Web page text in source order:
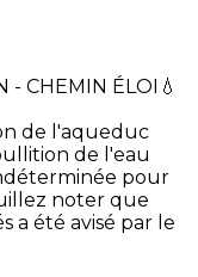
- CHEMIN ÉLOI💧
de l'aqueduc
de l'eau
pour
noter que
a été avisé par le